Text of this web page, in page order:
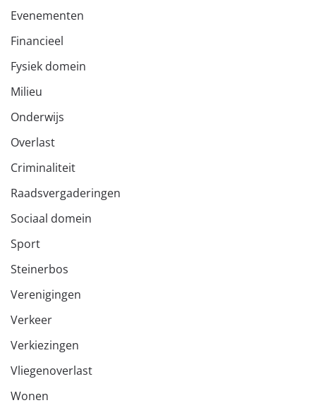
Evenementen
Financieel
Fysiek domein
Milieu
Onderwijs
Overlast
Criminaliteit
Raadsvergaderingen
Sociaal domein
Sport
Steinerbos
Verenigingen
Verkeer
Verkiezingen
Vliegenoverlast
Wonen